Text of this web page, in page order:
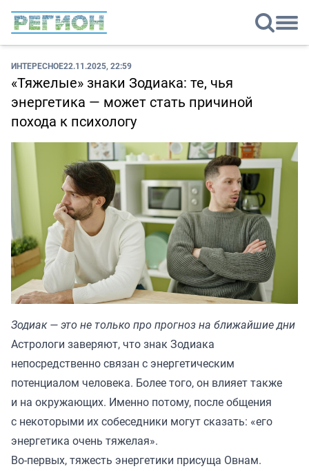
ИНТЕРЕСНОЕ22.11.2025, 22:59
«Тяжелые» знаки Зодиака: те, чья
энергетика — может стать причиной
похода к психологу
Зодиак — это не только про прогноз на ближайшие дни
Астрологи заверяют, что знак Зодиака
непосредственно связан с энергетическим
потенциалом человека. Более того, он влияет также
и на окружающих. Именно потому, после общения
с некоторыми их собеседники могут сказать: «его
энергетика очень тяжелая».
Во-первых, тяжесть энергетики присуща Овнам.